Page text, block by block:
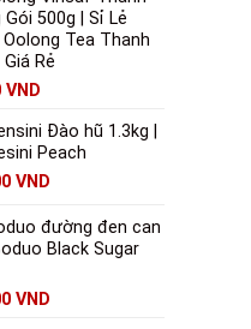
Gói 500g | Sỉ Lẻ
Tea Thanh
Rẻ
VND
Đào hũ 1.3kg |
Peach
VND
đường đen can
Black Sugar
VND